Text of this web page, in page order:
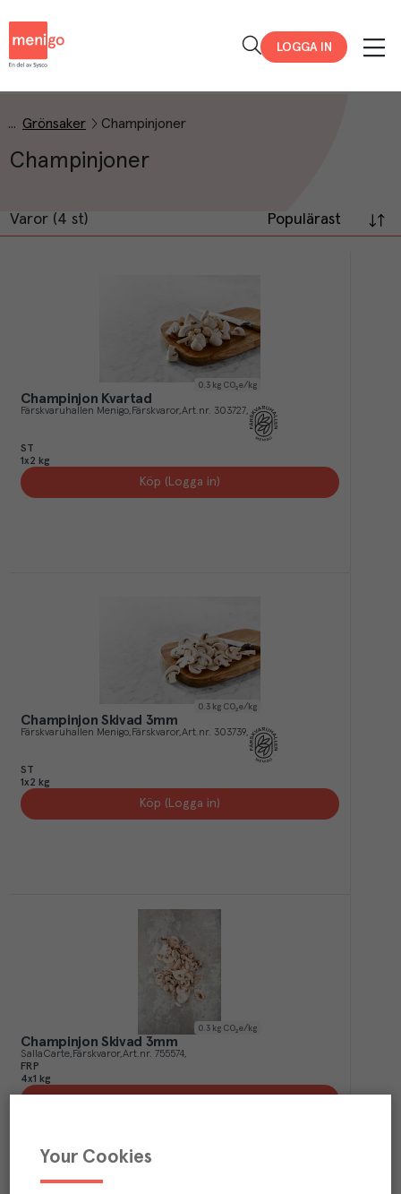
LOGGA IN
Grönsaker Champinjoner
Champinjoner
Varor (4 st) Populärast
0.3 kg CO₂e/kg
Champinjon Kvartad
Färskvaruhallen Menigo Färskvaror Art.nr. 303727
ST
1x2 kg
Köp (Logga in)
0.3 kg CO₂e/kg
Champinjon Skivad 3mm
Färskvaruhallen Menigo Färskvaror Art.nr. 303739
ST
1x2 kg
Köp (Logga in)
0.3 kg CO₂e/kg
Champinjon Skivad 3mm
SallaCarte Färskvaror Art.nr. 755574
FRP
4x1 kg
Your Cookies